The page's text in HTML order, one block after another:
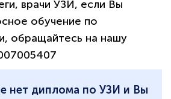
врачи УЗИ, если Вы
обучение по
обращайтесь на нашу
нет диплома по УЗИ и Вы